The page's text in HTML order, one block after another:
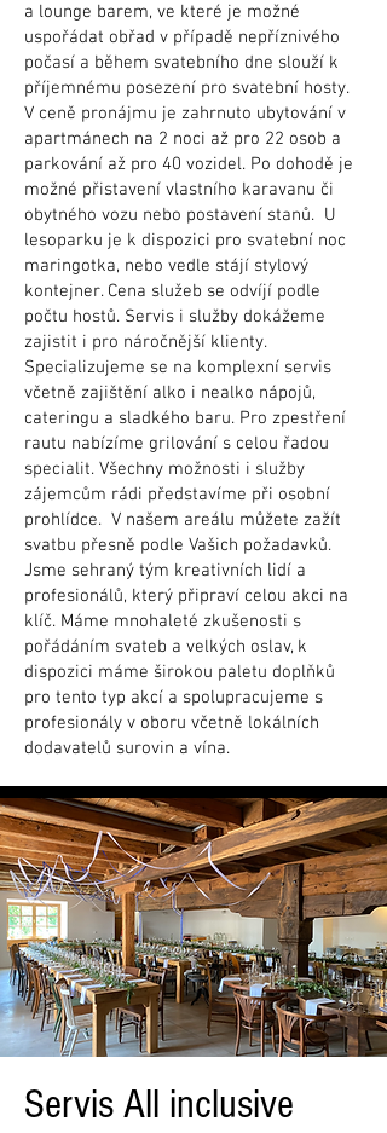
a lounge barem, ve které je možné
uspořádat obřad v případě nepříznivého
počasí a během svatebního dne slouží k
příjemnému posezení pro svatební hosty.
V ceně pronájmu je zahrnuto ubytování v
apartmánech na 2 noci až pro 22 osob a
parkování až pro 40 vozidel. Po dohodě je
možné přistavení vlastního karavanu či
obytného vozu nebo postavení stanů. U
lesoparku je k dispozici pro svatební noc
maringotka, nebo vedle stájí stylový
kontejner. Cena služeb se odvíjí podle
počtu hostů. Servis i služby dokážeme
zajistit i pro náročnější klienty.
Specializujeme se na komplexní servis
včetně zajištění alko i nealko nápojů,
cateringu a sladkého baru. Pro zpestření
rautu nabízíme grilování s celou řadou
specialit. Všechny možnosti i služby
zájemcům rádi představíme při osobní
prohlídce. V našem areálu můžete zažít
svatbu přesně podle Vašich požadavků.
Jsme sehraný tým kreativních lidí a
profesionálů, který připraví celou akci na
klíč. Máme mnohaleté zkušenosti s
pořádáním svateb a velkých oslav, k
dispozici máme širokou paletu doplňků
pro tento typ akcí a spolupracujeme s
profesionály v oboru včetně lokálních
dodavatelů surovin a vína.​
Servis All inclusive